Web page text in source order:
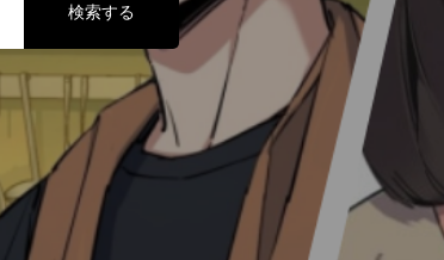
検索する